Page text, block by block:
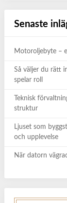
Senaste
Motoroljebyte –
Så väljer du rätt
spelar roll
Teknisk
struktur
Ljuset som
och upplevelse
När datorn